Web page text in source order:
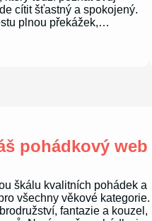
cítit šťastný a spokojený.
plnou překážek,…
pohádkový web
škálu kvalitních pohádek a
všechny věkové kategorie.
fantazie a kouzel,